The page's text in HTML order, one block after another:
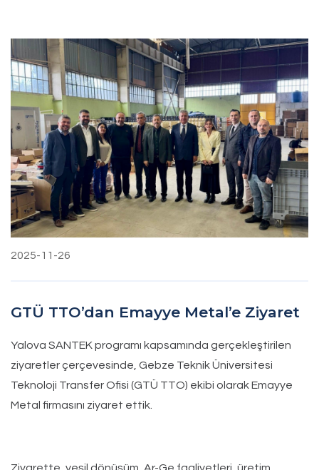
2025-11-26
GTÜ TTO’dan Emayye Metal’e Ziyaret
Yalova SANTEK programı kapsamında gerçekleştirilen
ziyaretler çerçevesinde, Gebze Teknik Üniversitesi
Teknoloji Transfer Ofisi (GTÜ TTO) ekibi olarak Emayye
Metal firmasını ziyaret ettik.
Ziyarette, yeşil dönüşüm, Ar-Ge faaliyetleri, üretim